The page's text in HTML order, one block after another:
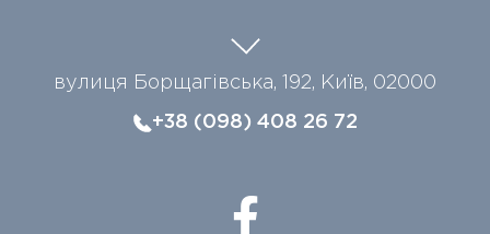
вулиця Борщагівська, 192, Київ, 02000
+38 (098) 408 26 72